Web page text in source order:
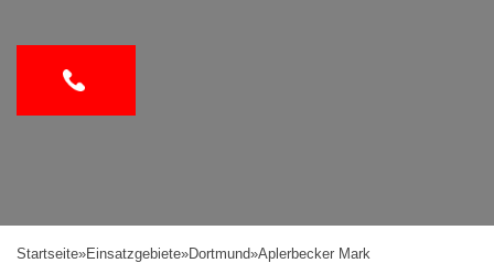
Startseite»Einsatzgebiete»Dortmund»Aplerbecker Mark